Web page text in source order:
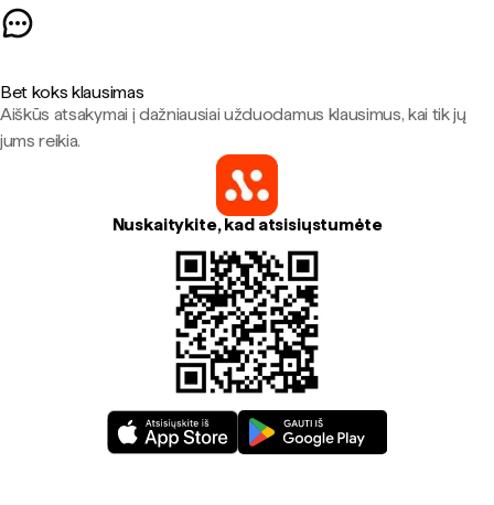
Bet koks klausimas
Aiškūs atsakymai į dažniausiai užduodamus klausimus, kai tik jų
jums reikia.
Nuskaitykite, kad atsisiųstumėte